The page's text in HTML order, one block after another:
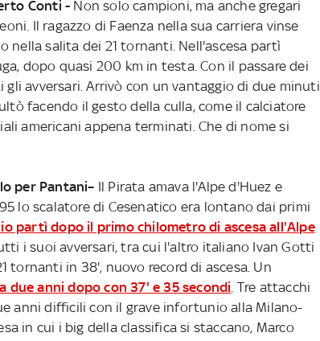
Conti - Non solo campioni, ma anche gregari
Il ragazzo di Faenza nella sua carriera vinse
nella salita dei 21 tornanti. Nell'ascesa partì
dopo quasi 200 km in testa. Con il passare dei
avversari. Arrivò con un vantaggio di due minuti
facendo il gesto della culla, come il calciatore
americani appena terminati. Che di nome si
per Pantani– Il Pirata amava l'Alpe d'Huez e
lo scalatore di Cesenatico era lontano dai primi
partì dopo il primo chilometro di ascesa all'Alpe
i suoi avversari, tra cui l'altro italiano Ivan Gotti
tornanti in 38', nuovo record di ascesa. Un
due anni dopo con 37' e 35 secondi . Tre attacchi
anni difficili con il grave infortunio alla Milano-
in cui i big della classifica si staccano, Marco